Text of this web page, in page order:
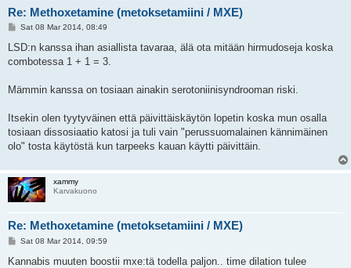
Re: Methoxetamine (metoksetamiini / MXE)
P
s
Sat 08 Mar 2014, 08:49
LSD:n kanssa ihan asiallista tavaraa, älä ota mitään hirmudoseja koska
combotessa 1 + 1 = 3.
Mämmin kanssa on tosiaan ainakin serotoniinisyndrooman riski.
Itsekin olen tyytyväinen että päivittäiskäytön lopetin koska mun osalla
tosiaan dissosiaatio katosi ja tuli vain "perussuomalainen kännimäinen
olo" tosta käytöstä kun tarpeeks kauan käytti päivittäin.
xammy
Karvakuono
Re: Methoxetamine (metoksetamiini / MXE)
P
s
Sat 08 Mar 2014, 09:59
Kannabis muuten boostii mxe:tä todella paljon.. time dilation tulee